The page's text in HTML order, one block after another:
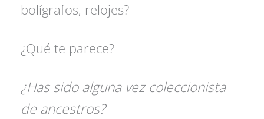
bolígrafos, relojes?
¿Qué te parece?
¿Has sido alguna vez coleccionista
de ancestros?